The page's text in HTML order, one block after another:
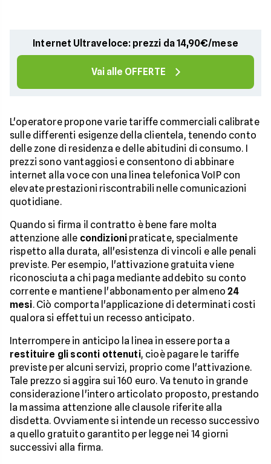
Internet Ultraveloce: prezzi da 14,90€/mese
Vai alle OFFERTE
L'operatore propone varie tariffe commerciali calibrate
sulle differenti esigenze della clientela, tenendo conto
delle zone di residenza e delle abitudini di consumo. I
prezzi sono vantaggiosi e consentono di abbinare
internet alla voce con una linea telefonica VoIP con
elevate prestazioni riscontrabili nelle comunicazioni
quotidiane.
Quando si firma il contratto è bene fare molta
attenzione alle condizioni praticate, specialmente
rispetto alla durata, all'esistenza di vincoli e alle penali
previste. Per esempio, l'attivazione gratuita viene
riconosciuta a chi paga mediante addebito su conto
corrente e mantiene l'abbonamento per almeno24
mesi. Ciò comporta l'applicazione di determinati costi
qualora si effettui un recesso anticipato.
Interrompere in anticipo la linea in essere porta a
restituire gli sconti ottenuti, cioè pagare le tariffe
previste per alcuni servizi, proprio come l'attivazione.
Tale prezzo si aggira sui 160 euro. Va tenuto in grande
considerazione l'intero articolato proposto, prestando
la massima attenzione alle clausole riferite alla
disdetta. Ovviamente si intende un recesso successivo
a quello gratuito garantito per legge nei 14 giorni
successivi alla firma.